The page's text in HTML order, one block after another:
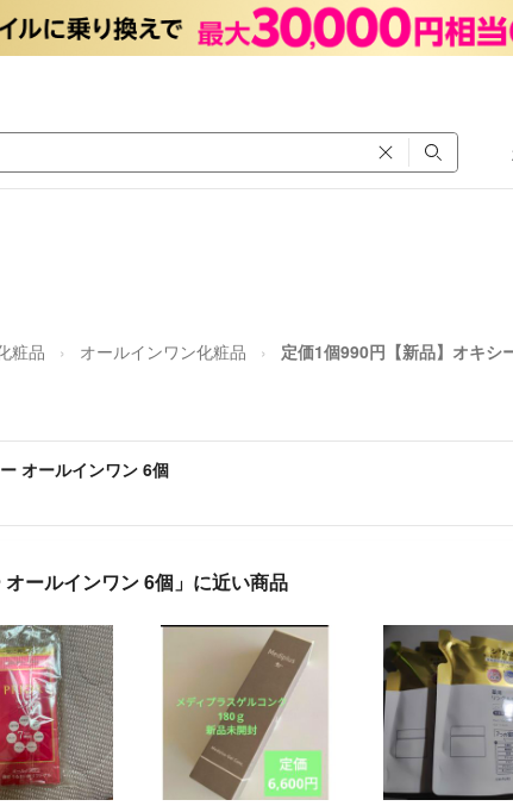
粧品 オールインワン化粧品
定価1個990円【新品】オキシ
オールインワン 6個
ールインワン 6個」に近い商品